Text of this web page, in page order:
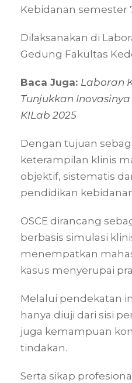
Kebidanan semester
Dilaksanakan di
Gedung Fakultas
Baca Juga: Laboran
Tunjukkan
KILab 2025
Dengan tujuan
keterampilan klinis
objektif, sistematis
pendidikan
OSCE dirancang
berbasis simulasi
menempatkan
kasus menyerupai
Melalui pendekatan
hanya diuji dari sisi
juga kemampuan
tindakan.
Serta sikap